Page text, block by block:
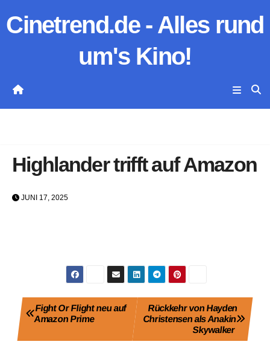
Inhalt
Cinetrend.de - Alles rund
um's Kino!
Highlander trifft auf Amazon
JUNI 17, 2025
BeitragsnavigationRückkehr von Hayden
Christensen als Anakin
Skywalker
Fight Or Flight neu auf
Amazon Prime